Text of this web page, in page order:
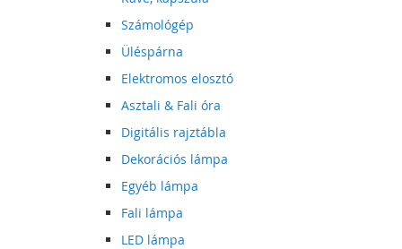
Számológép
Üléspárna
Elektromos elosztó
Asztali & Fali óra
Digitális rajztábla
Dekorációs lámpa
Egyéb lámpa
Fali lámpa
LED lámpa